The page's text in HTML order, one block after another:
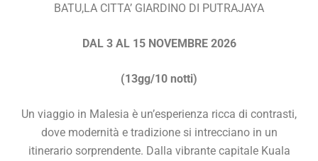
BATU,LA CITTA’ GIARDINO DI PUTRAJAYA
DAL 3 AL 15 NOVEMBRE 2026
(13gg/10 notti)
Un viaggio in Malesia è un’esperienza ricca di contrasti,
dove modernità e tradizione si intrecciano in un
itinerario sorprendente. Dalla vibrante capitale Kuala